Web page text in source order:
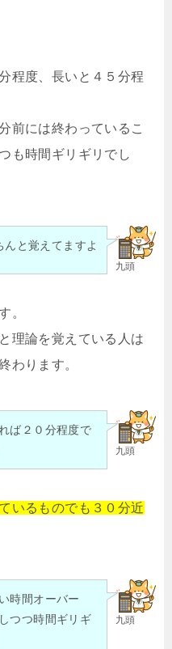
程度、長いと４５分程
前には終わっているこ
も時間ギリギリでし
九頭
んと覚えてますよ
。
理論を覚えている人は
わります。
九頭
ば２０分程度で
いるものでも３０分近
九頭
時間オーバー
つつ時間ギリギ